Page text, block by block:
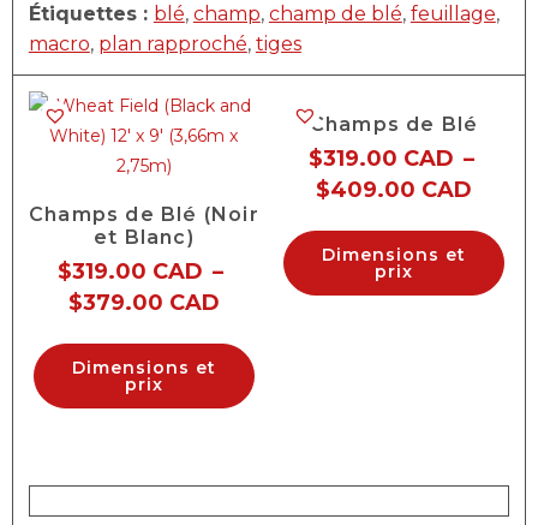
Étiquettes : blé, champ, champ de blé, feuillage,
macro, plan rapproché, tiges
Champs de Blé (Noir
et Blanc)
$319.00 CAD –
$379.00 CAD
Dimensions et
prix
Champs de Blé
$319.00 CAD –
$409.00 CAD
Dimensions et
prix